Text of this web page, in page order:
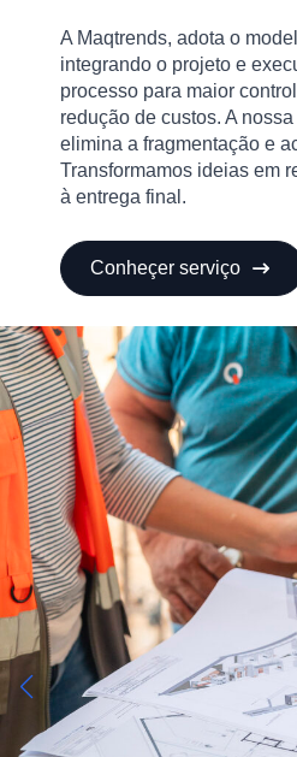
A Maqtrends, adota o
integrando o projeto e
processo para maior
redução de custos. A
elimina a fragmentação e
Transformamos ideias em
à entrega final.
Conheçer serviço